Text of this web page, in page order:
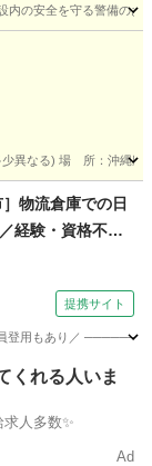
内の安全を守る警備の
異なる) 場 所：沖縄県
物流倉庫での日
経験・資格不問
社員登用制度あ
提携サイト
員登用もあり／
くれる人いま
時給求人多数✨
Ad